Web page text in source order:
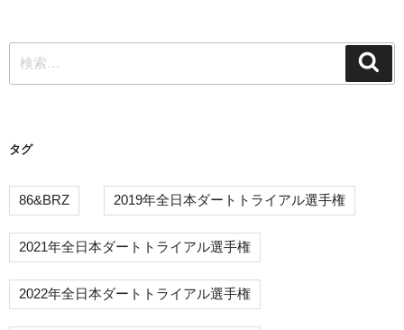
シ
ョ
索:
タグ
86&BRZ 2019年全日本ダートトライアル選手権
2021年全日本ダートトライアル選手権
2022年全日本ダートトライアル選手権